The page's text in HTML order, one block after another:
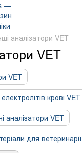
аналізатори VET
VET
VET
крові VET
аналізатори VET
для ветеринарії